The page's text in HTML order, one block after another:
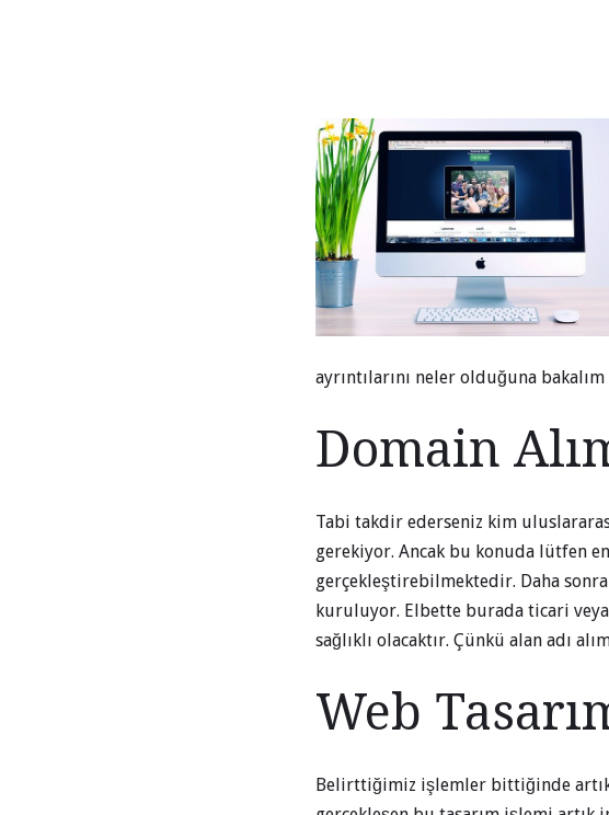
ayrıntılarını neler olduğuna bakalım
Domain
Tabi takdir ederseniz kim
gerekiyor. Ancak bu konuda lütfen
gerçekleştirebilmektedir. Daha
kuruluyor. Elbette burada ticari veya
sağlıklı olacaktır. Çünkü alan adı
Web
Belirttiğimiz işlemler bittiğinde